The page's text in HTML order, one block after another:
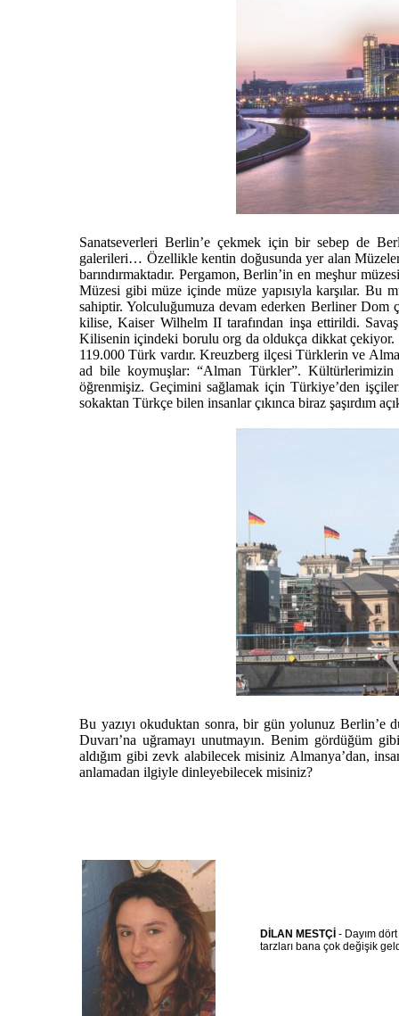
Sanatseverleri Berlin’e çekmek için bir sebep de
galerileri… Özellikle kentin doğusunda yer alan
barındırmaktadır. Pergamon, Berlin’in en meşhur
Müzesi gibi müze içinde müze yapısıyla karşılar. Bu
sahiptir. Yolculuğumuza devam ederken Berliner Dom
kilise, Kaiser Wilhelm II tarafından inşa ettirildi.
Kilisenin içindeki borulu org da oldukça dikkat çekiyor.
119.000 Türk vardır. Kreuzberg ilçesi Türklerin ve
ad bile koymuşlar: “Alman Türkler”. Kültürlerimizin
öğrenmişiz. Geçimini sağlamak için Türkiye’den
sokaktan Türkçe bilen insanlar çıkınca biraz şaşırdım
Bu yazıyı okuduktan sonra, bir gün yolunuz Berlin’e
Duvarı’na uğramayı unutmayın. Benim gördüğüm
aldığım gibi zevk alabilecek misiniz Almanya’dan,
anlamadan ilgiyle dinleyebilecek misiniz?
DİLAN MESTÇİ - Dayım
tarzları bana çok değişik